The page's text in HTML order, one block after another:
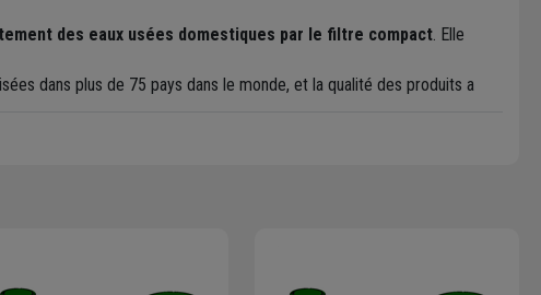
des eaux usées domestiques par le filtre compact . Elle
dans plus de 75 pays dans le monde, et la qualité des produits a
sont